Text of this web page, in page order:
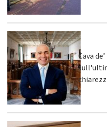
Cava